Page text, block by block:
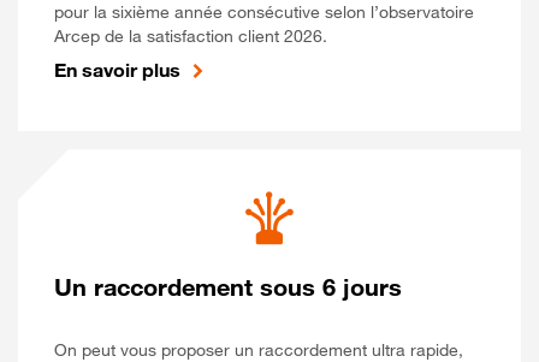
pour la sixième année consécutive selon l’observatoire
Arcep de la satisfaction client 2026.
En savoir plus
Un raccordement sous 6 jours
On peut vous proposer un raccordement ultra rapide,